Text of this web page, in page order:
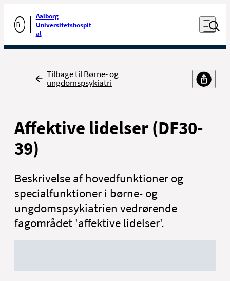
Gå til forsiden
Aalborg
Universitetshospit
al
Åben
Udfør søgning
Tilbage
Tilbage til Børne- og
ungdomspsykiatri
Affektive lidelser (DF30-
39)
Beskrivelse af hovedfunktioner og
specialfunktioner i børne- og
ungdomspsykiatrien vedrørende
fagområdet 'affektive lidelser'.